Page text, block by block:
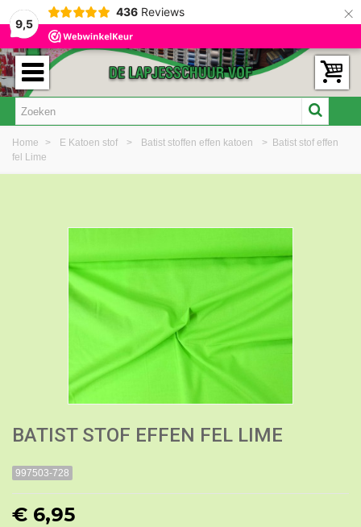
9,5
436 Reviews ×
Home > E Katoen stof > Batist stoffen effen katoen > Batist stof effen
fel Lime
BATIST STOF EFFEN FEL LIME
997503-728
€ 6,95